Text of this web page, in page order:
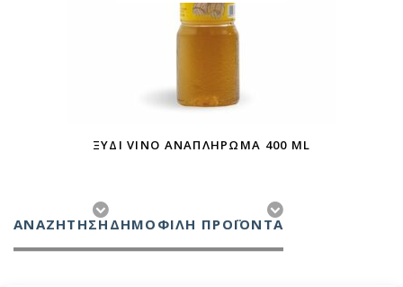
ΞΎΔΙ VINO ΑΝΑΠΛΉΡΩΜΑ 400 ML
ΑΝΑΖΉΤΗΣΗ ΔΗΜΟΦΙΛΗ ΠΡΟΪΟΝΤΑ